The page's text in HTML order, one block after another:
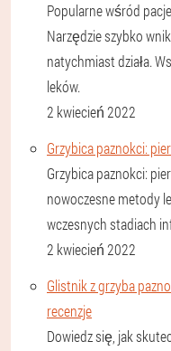
Popularne wśród
Narzędzie szybko
natychmiast działa.
leków.
2 kwiecień 2022
Grzybica paznokci:
Grzybica paznokci:
nowoczesne metody
wczesnych stadiach
2 kwiecień 2022
Glistnik z grzyba
recenzje
Dowiedz się, jak